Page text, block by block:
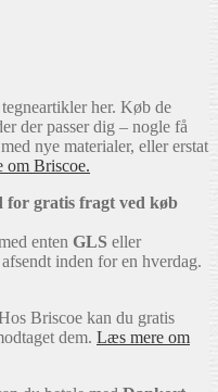
her. Køb de
der passer dig – nogle få
nye materialer, eller erstat
om Briscoe.
for gratis fragt ved køb
enten GLS eller
inden for en hverdag.
Briscoe kan du gratis
dem. Læs mere om